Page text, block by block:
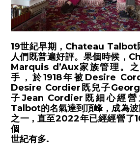
19世紀早期，Chateau Talbot
人們既普遍好評。果個時候，
Marquis d’Aux家族管理。
手，於1918年被Desire
Desire Cordier既兒子
子Jean Cordier既細心經營
Talbot的名氣達到頂峰，成為
之一 , 直至2022年已經經營了
個
世紀有多.